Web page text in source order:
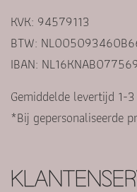
KVK: 94579113
BTW:
IBAN:
Gemiddelde levertijd 1-
*Bij gepersonaliseerde